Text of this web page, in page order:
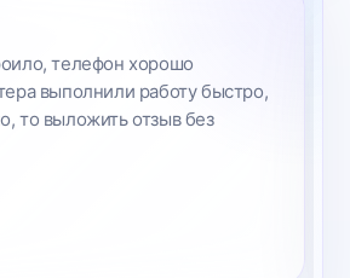
но должен сказать, что мне
и я всем безусловно